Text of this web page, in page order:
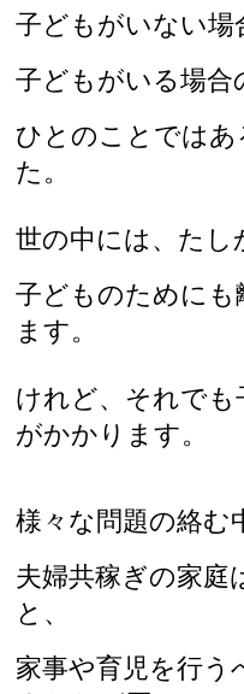
子どもがいない
子どもがいる場合
ひとのことでは
た。
世の中には、たし
子どものために
ます。
けれど、それで
がかかります。
様々な問題の絡む
夫婦共稼ぎの家庭
と、
家事や育児を行う